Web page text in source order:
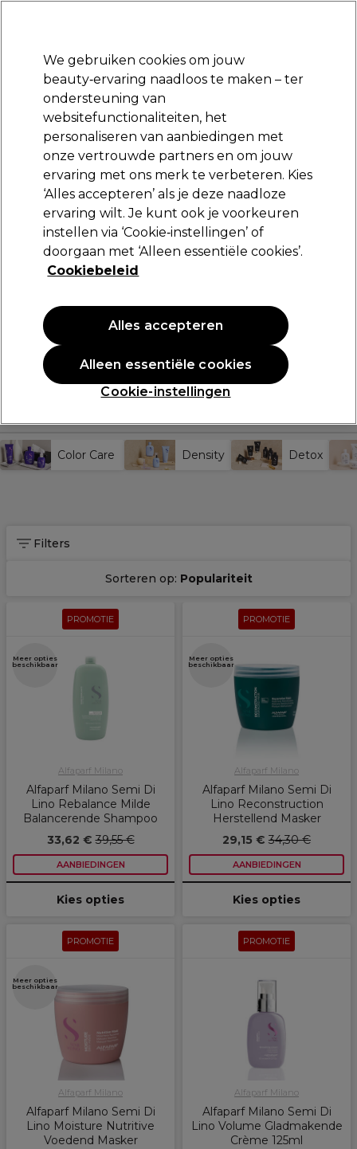
Aanmelden
Merken Deals 🌟 Haar Elektra Beauty
Volgende dag geleverd*
Na verzending, maandag t/m vrijdag
Merken Alfaparf Milano Semi di Lino
Semi di Lino
Ontdek Alfaparf Milano Semi di Lino – de bekroonde
Italiaanse haarverzorgingslijn die je haar gezond en stralend
conditioners en stylingproducten om jouw perfecte
haarroutine te creëren. Of je nu glans, hydratatie of herstel
nodig hebt – Semi di Lino heeft het allemaal!
Leer meer over de Semi
Color Care Density Detox
Filters
Sorteren op: Populariteit
PROMOTIE
Meer opties
beschikbaar
Alfaparf Milano
Alfaparf Milano Semi Di
Lino Rebalance Milde
Balancerende Shampoo
33,62 €39,55 €
AANBIEDINGEN
Kies opties
PROMOTIE
Meer opties
beschikbaar
Alfaparf Milano
Alfaparf Milano Semi Di
Lino Reconstruction
Herstellend Masker
29,15 € 34,30 €
AANBIEDINGEN
Kies opties
PROMOTIE
Meer opties
beschikbaar
Alfaparf Milano
Alfaparf Milano Semi Di
Lino Moisture Nutritive
Voedend Masker
PROMOTIE
Alfaparf Milano
Alfaparf Milano Semi Di
Lino Volume Gladmakende
Crème 125ml
We gebruiken cookies om jouw
beauty‑ervaring naadloos te maken – ter
ondersteuning van
websitefunctionaliteiten, het
personaliseren van aanbiedingen met
onze vertrouwde partners en om jouw
ervaring met ons merk te verbeteren. Kies
‘Alles accepteren’ als je deze naadloze
ervaring wilt. Je kunt ook je voorkeuren
instellen via ‘Cookie‑instellingen’ of
doorgaan met ‘Alleen essentiële cookies’.
Cookiebeleid
Cookie-instellingen
Alleen essentiële cookies
Alles accepteren